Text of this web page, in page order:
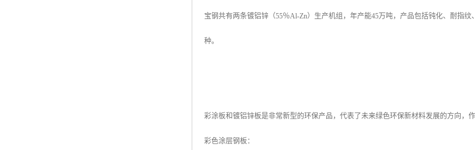
宝钢共有两条镀铝锌（55％Al-Zn）生产机组，年产能45万吨，产品包括钝化、耐指
种。
彩涂板和镀铝锌板是非常新型的环保产品，代表了未来绿色环保新材料发展的方向
彩色涂层钢板：